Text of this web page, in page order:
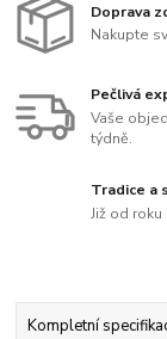
Doprava
Nakupte
Pečlivá
Vaše
týdně.
Tradice a
Již od
Kompletní